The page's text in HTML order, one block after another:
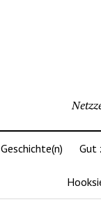
Geschichte(n) Gut